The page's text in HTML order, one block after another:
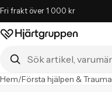
Fri frakt över 1 000 kr
Hjärtgruppen – startsida
Hem/Första hjälpen & Trauma